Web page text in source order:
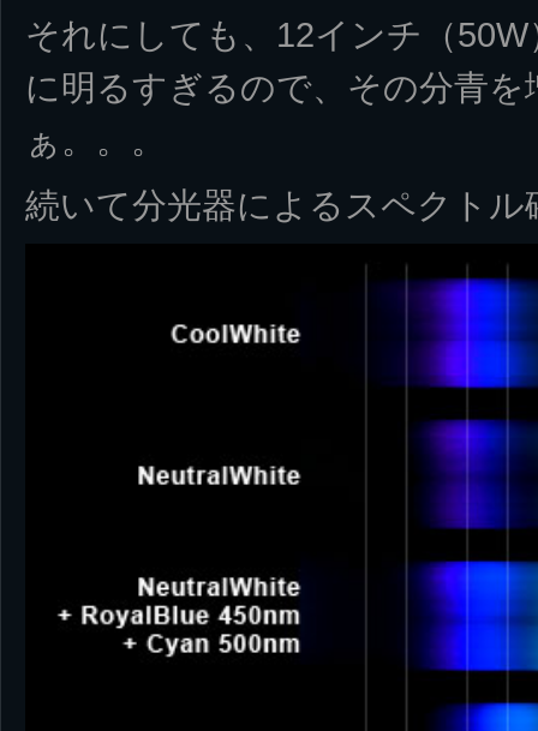
それにしても、12インチ（
に明るすぎるので、その分青
ぁ。。。
続いて分光器によるスペクトル